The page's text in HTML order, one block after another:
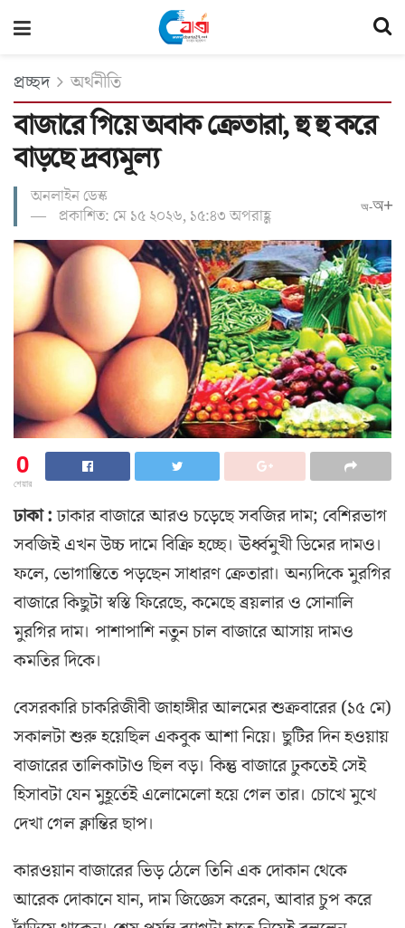
প্রচ্ছদ অর্থনীতি
বাজারে গিয়ে অবাক ক্রেতারা, হু হু করে
বাড়ছে দ্রব্যমূল্য
অনলাইন ডেস্ক
প্রকাশিত: মে ১৫ ২০২৬, ১৫:৪৩ অপরাহ্ণ
অ-অ+
0
শেয়ার
ঢাকা :ঢাকার বাজারে আরও চড়েছে সবজির দাম; বেশিরভাগ
সবজিই এখন উচ্চ দামে বিক্রি হচ্ছে। ঊর্ধ্বমুখী ডিমের দামও।
ফলে, ভোগান্তিতে পড়ছেন সাধারণ ক্রেতারা। অন্যদিকে মুরগির
বাজারে কিছুটা স্বস্তি ফিরেছে, কমেছে ব্রয়লার ও সোনালি
মুরগির দাম। পাশাপাশি নতুন চাল বাজারে আসায় দামও
কমতির দিকে।
বেসরকারি চাকরিজীবী জাহাঙ্গীর আলমের শুক্রবারের (১৫ মে)
সকালটা শুরু হয়েছিল একবুক আশা নিয়ে। ছুটির দিন হওয়ায়
বাজারের তালিকাটাও ছিল বড়। কিন্তু বাজারে ঢুকতেই সেই
হিসাবটা যেন মুহূর্তেই এলোমেলো হয়ে গেল তার। চোখে মুখে
দেখা গেল ক্লান্তির ছাপ।
কারওয়ান বাজারের ভিড় ঠেলে তিনি এক দোকান থেকে
আরেক দোকানে যান, দাম জিজ্ঞেস করেন, আবার চুপ করে